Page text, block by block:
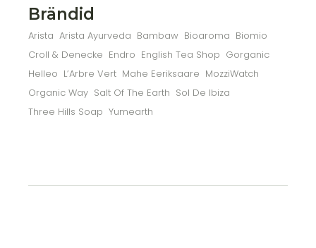
Brändid
Arista Arista Ayurveda Bambaw Bioaroma Biomio
Croll & Denecke Endro English Tea Shop Gorganic
Helleo L’Arbre Vert Mahe Eeriksaare MozziWatch
Organic Way Salt Of The Earth Sol De Ibiza
Three Hills Soap Yumearth